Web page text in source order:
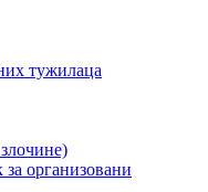
тужилаца
организовани